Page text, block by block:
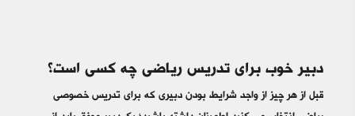
دبیر خوب برای تدریس ریاضی چه کسی است؟
قبل از هر چیز از واجد شرایط بودن دبیری که برای تدریس خصوصی